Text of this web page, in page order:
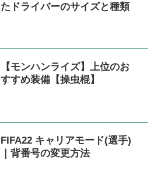
たドライバーのサイズと種類
【モンハンライズ】上位のお
すすめ装備【操虫棍】
FIFA22 キャリアモード(選手)
｜背番号の変更方法